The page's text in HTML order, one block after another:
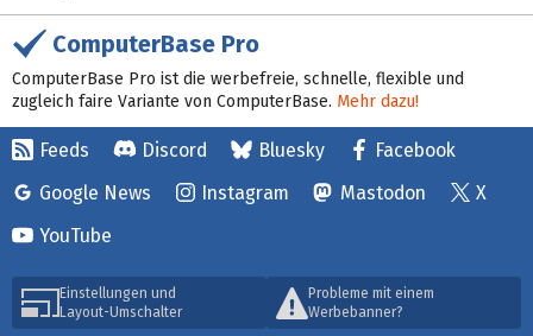
ComputerBase Pro
ComputerBase Pro ist die werbefreie, schnelle, flexible und
zugleich faire Variante von ComputerBase. Mehr dazu!
Feeds Discord Bluesky
Facebook
Google News
Instagram Mastodon
X
YouTube
Einstellungen und
Layout-Umschalter
Probleme mit einem
Werbebanner?